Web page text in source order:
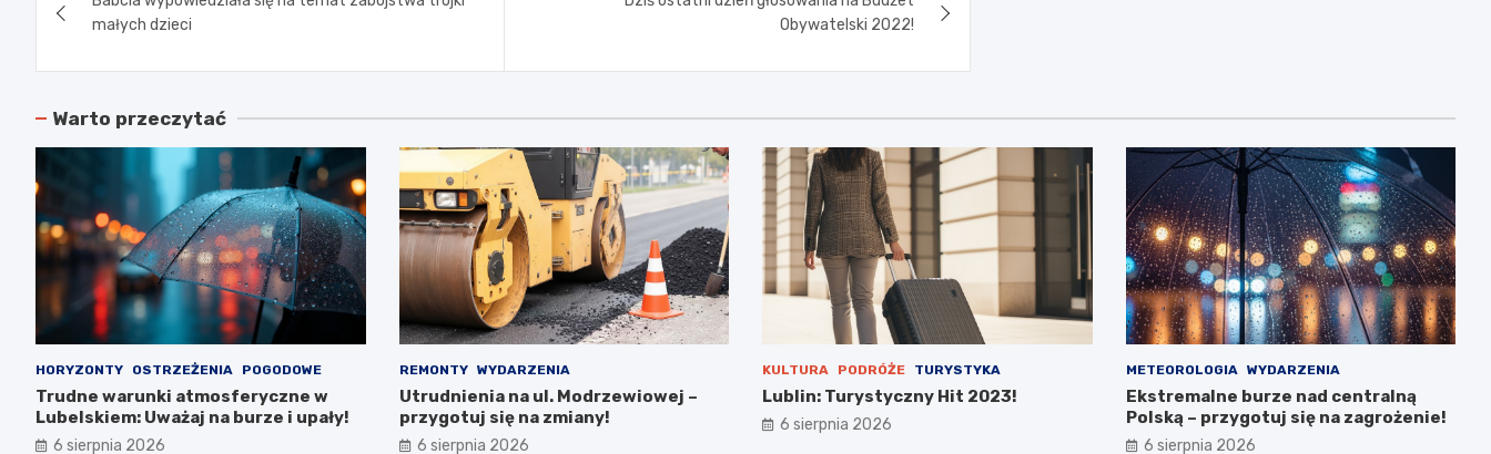
wpisu
małych dzieci
Obywatelski 2022!
Warto przeczytać
HORYZONTY OSTRZEŻENIA POGODOWE
Trudne warunki atmosferyczne w
Lubelskiem: Uważaj na burze i upały!
6 sierpnia 2026
REMONTY WYDARZENIA
Utrudnienia na ul. Modrzewiowej –
przygotuj się na zmiany!
6 sierpnia 2026
KULTURA PODRÓŻE TURYSTYKA
Lublin: Turystyczny Hit 2023!
6 sierpnia 2026
METEOROLOGIA WYDARZENIA
Ekstremalne burze nad centralną
Polską – przygotuj się na zagrożenie!
6 sierpnia 2026